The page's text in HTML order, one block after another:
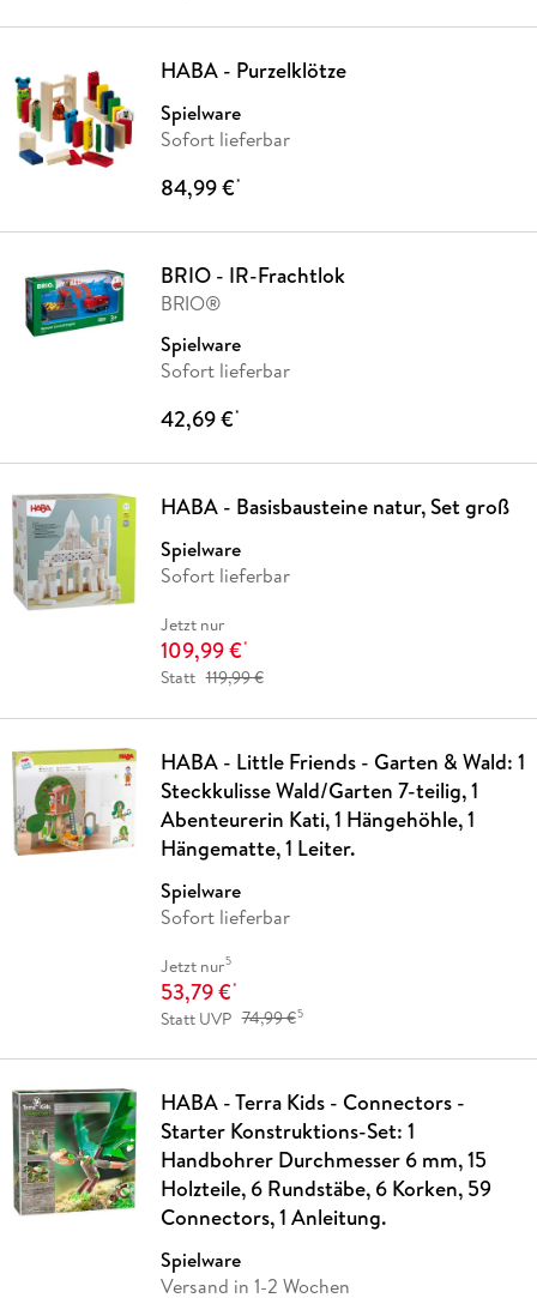
HABA - Purzelklötze
Spielware
Sofort lieferbar
84,99 €*
BRIO - IR-Frachtlok
BRIO®
Spielware
Sofort lieferbar
42,69 €*
HABA - Basisbausteine natur, Set groß
Spielware
Sofort lieferbar
Jetzt nur
109,99 €*
Statt 119,99 €
HABA - Little Friends - Garten & Wald: 1
Steckkulisse Wald/Garten 7-teilig, 1
Abenteurerin Kati, 1 Hängehöhle, 1
Hängematte, 1 Leiter.
Spielware
Sofort lieferbar
Jetzt nur5
53,79 €*
Statt UVP 74,99 €5
HABA - Terra Kids - Connectors -
Starter Konstruktions-Set: 1
Handbohrer Durchmesser 6 mm, 15
Holzteile, 6 Rundstäbe, 6 Korken, 59
Connectors, 1 Anleitung.
Spielware
Versand in 1-2 Wochen